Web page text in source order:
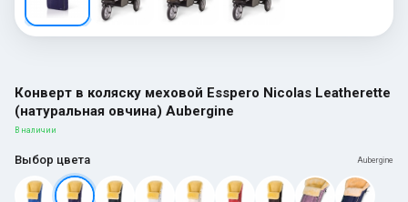
Конверт в коляску меховой Esspero Nicolas Leatherette
(натуральная овчина) Aubergine
В наличии
Выбор цвета Aubergine